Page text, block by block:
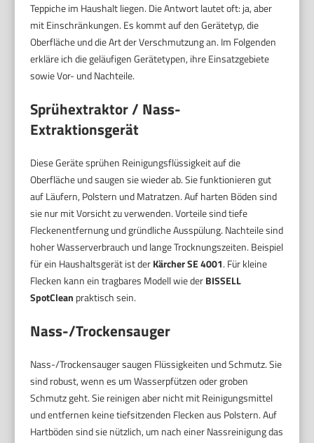
Teppiche im Haushalt liegen. Die Antwort lautet oft: ja, aber
mit Einschränkungen. Es kommt auf den Gerätetyp, die
Oberfläche und die Art der Verschmutzung an. Im Folgenden
erkläre ich die geläufigen Gerätetypen, ihre Einsatzgebiete
sowie Vor- und Nachteile.
Sprühextraktor / Nass-
Extraktionsgerät
Diese Geräte sprühen Reinigungsflüssigkeit auf die
Oberfläche und saugen sie wieder ab. Sie funktionieren gut
auf Läufern, Polstern und Matratzen. Auf harten Böden sind
sie nur mit Vorsicht zu verwenden. Vorteile sind tiefe
Fleckenentfernung und gründliche Ausspülung. Nachteile sind
hoher Wasserverbrauch und lange Trocknungszeiten. Beispiel
für ein Haushaltsgerät ist derKärcher SE 4001. Für kleine
Flecken kann ein tragbares Modell wie derBISSELL
SpotClean praktisch sein.
Nass-/Trockensauger
Nass-/Trockensauger saugen Flüssigkeiten und Schmutz. Sie
sind robust, wenn es um Wasserpfützen oder groben
Schmutz geht. Sie reinigen aber nicht mit Reinigungsmittel
und entfernen keine tiefsitzenden Flecken aus Polstern. Auf
Hartböden sind sie nützlich, um nach einer Nassreinigung das